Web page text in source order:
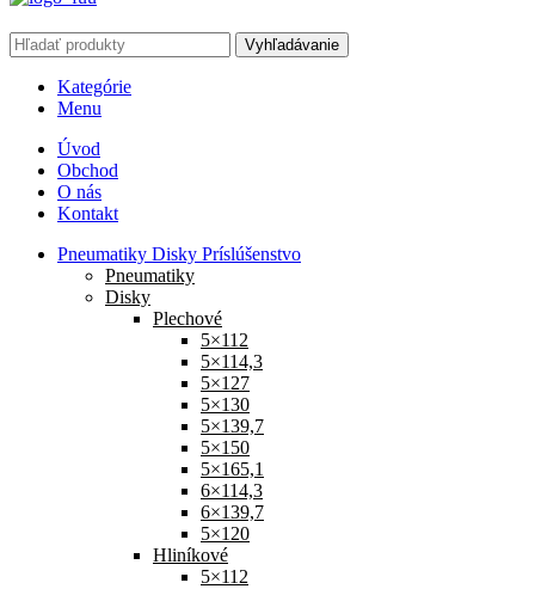
Vyhľadávanie
Kategórie
Menu
Úvod
Obchod
O nás
Kontakt
Pneumatiky Disky Príslúšenstvo
Pneumatiky
Disky
Plechové
5×112
5×114,3
5×127
5×130
5×139,7
5×150
5×165,1
6×114,3
6×139,7
5×120
Hliníkové
5×112